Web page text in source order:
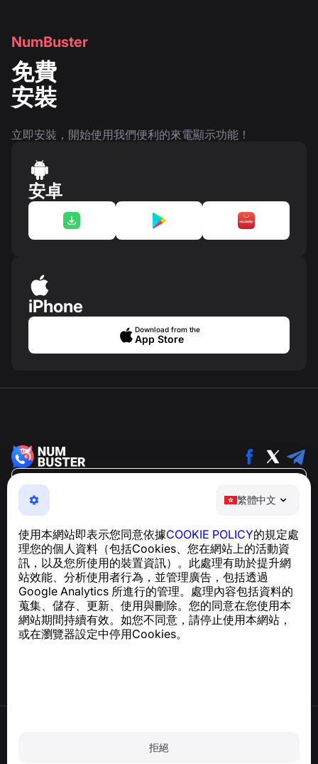
繁體中文
使用本網站即表示您同意依據COOKIE POLICY的規定處
理您的個人資料（包括Cookies、您在網站上的活動資
訊，以及您所使用的裝置資訊）。此處理有助於提升網
站效能、分析使用者行為，並管理廣告，包括透過
Google Analytics 所進行的管理。處理內容包括資料的
蒐集、儲存、更新、使用與刪除。您的同意在您使用本
網站期間持續有效。如您不同意，請停止使用本網站，
或在瀏覽器設定中停用Cookies。
拒絕
NumBuster
免費
安裝
立即安裝，開始使用我們便利的來電顯示功能！
安卓
iPhone
Download from the
App Store
NumBuster © 2013—2026 ·
support@numbuster.com
及騷擾內容
關於 GDPR 合規的諮詢：support@numbuster.com
說明中心
新聞與文章
關於專案
聯絡方式